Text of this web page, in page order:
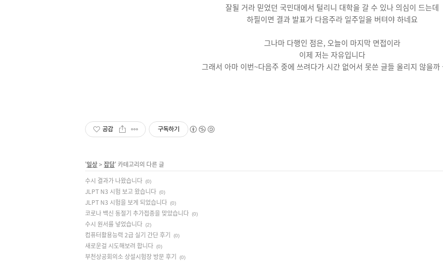
잘될 거라 믿었던 국민대에서 털리니 대학을 갈 수 있나 의심이 드는데
하필이면 결과 발표가 다음주라 일주일을 버텨야 하네요
그나마 다행인 점은, 오늘이 마지막 면접이라
이제 저는 자유입니다
그래서 아마 이번~다음주 중에 쓰려다가 시간 없어서 못쓴 글들 올리지 않을까
공감 구독하기
'일상> 잡담' 카테고리의 다른 글
수시 결과가 나왔습니다 (0)
JLPT N3 시험 보고 왔습니다 (0)
JLPT N3 시험을 보게 되었습니다 (0)
코로나 백신 동절기 추가접종을 맞았습니다 (0)
수시 원서를 넣었습니다 (2)
컴퓨터활용능력 2급 실기 간단 후기 (0)
새로운걸 시도해보려 합니다 (0)
부천상공회의소 상설시험장 방문 후기 (0)